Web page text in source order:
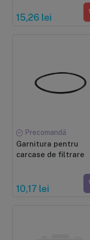
Filtre pentru duș
(8)
Sterilizatoare UV
15,26 lei
Precomandă
Garnitura pentru
carcase de filtrare
10,17 lei